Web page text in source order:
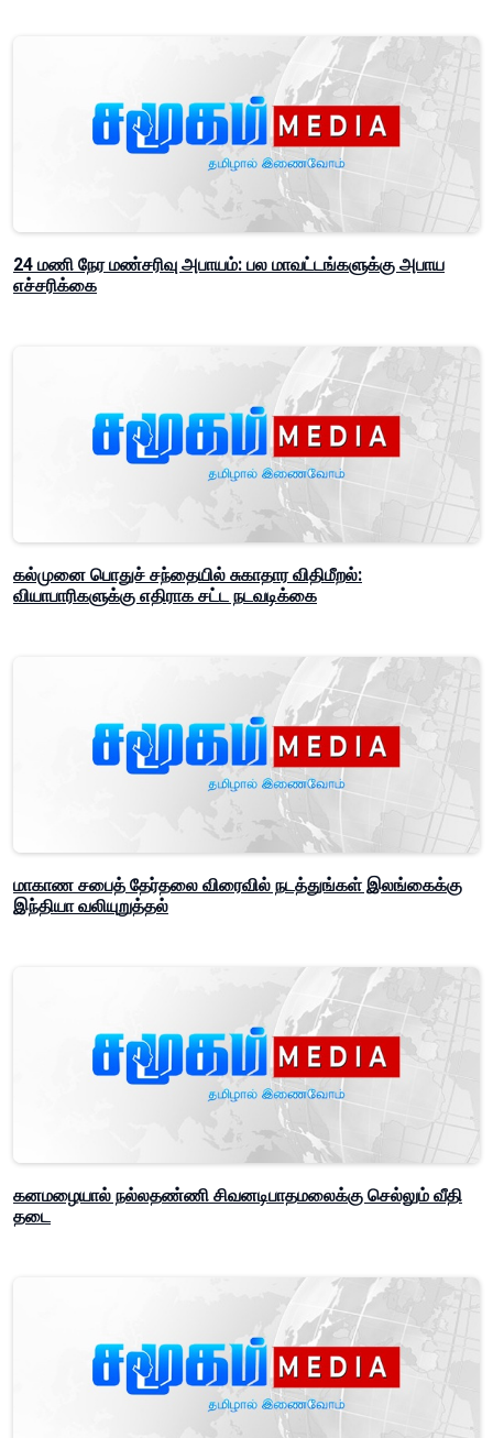
24 மணி நேர மண்சரிவு அபாயம்: பல மாவட்டங்களுக்கு அபாய
எச்சரிக்கை
கல்முனை பொதுச் சந்தையில் சுகாதார விதிமீறல்:
வியாபாரிகளுக்கு எதிராக சட்ட நடவடிக்கை
மாகாண சபைத் தேர்தலை விரைவில் நடத்துங்கள் இலங்கைக்கு
இந்தியா வலியுறுத்தல்
கனமழையால் நல்லதண்ணி சிவனடிபாதமலைக்கு செல்லும் வீதி
தடை